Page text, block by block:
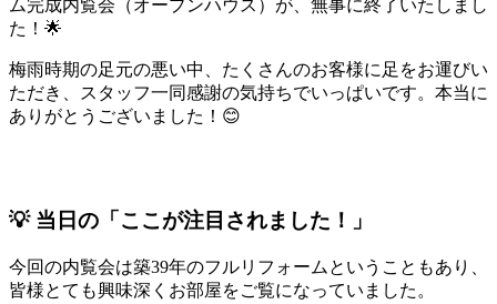
ム完成内覧会（オープンハウス）が、無事に終了いたしまし
た！🌟
梅雨時期の足元の悪い中、たくさんのお客様に足をお運びい
ただき、スタッフ一同感謝の気持ちでいっぱいです。本当に
ありがとうございました！😊
💡 当日の「ここが注目されました！」
今回の内覧会は築39年のフルリフォームということもあり、
皆様とても興味深くお部屋をご覧になっていました。